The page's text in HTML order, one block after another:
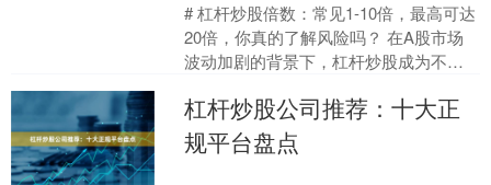
# 杠杆炒股倍数：常见1-10倍，最高可达
20倍，你真的了解风险吗？ 在A股市场
波动加剧的背景下，杠杆炒股成为不少
炒股，简单来....
杠杆炒股公司推荐：十大正
规平台盘点